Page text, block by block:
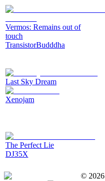
Vermos: Remains out of
touch
TransistorBudddha
Last Sky Dream
Xenojam
The Perfect Lie
DJ35X
© 2026